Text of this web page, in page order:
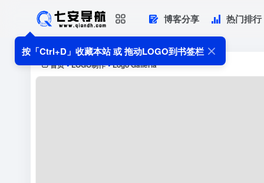
按「Ctrl+D」收藏本站 或 拖动LOGO到书签栏
博客分享 热门排行
首页 • LOGO制作 • Logo Galleria
Logo Galleria
Logo Galleria 是一款免费的在线AI
用，生成的Log...